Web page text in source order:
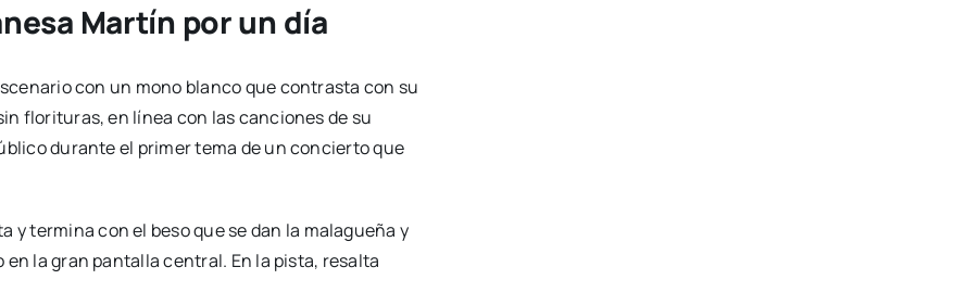
Martín por un día
con un mono blanco que contrasta con su
florituras, en línea con las canciones de su
durante el primer tema de un concierto que
termina con el beso que se dan la malagueña y
la gran pantalla central. En la pista, resalta